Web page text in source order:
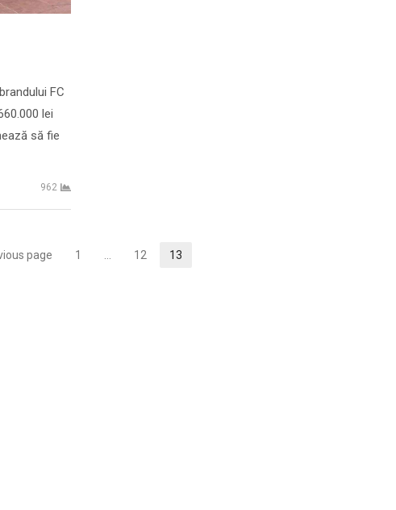
FC
lei
să fie
962
page Page
1 Page
12 Page
13